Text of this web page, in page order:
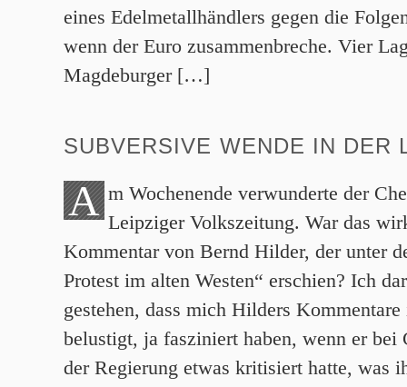
eines Edelmetallhändlers gegen die
wenn der Euro zusammenbreche. Vier
Magdeburger […]
SUBVERSIVE WENDE IN DER
A m Wochenende verwunderte der
Leipziger Volkszeitung. War das
Kommentar von Bernd Hilder, der unter
Protest im alten Westen“ erschien? Ich
gestehen, dass mich Hilders
belustigt, ja fasziniert haben, wenn er bei
der Regierung etwas kritisiert hatte,